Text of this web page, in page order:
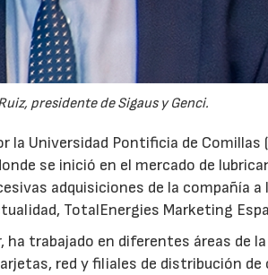
presidente de Sigaus y Genci.
la Universidad Pontificia de Comillas
se inició en el mercado de
adquisiciones de la compañía a
TotalEnergies Marketing
ha trabajado en diferentes áreas de
red y filiales de distribución
28/07/2026